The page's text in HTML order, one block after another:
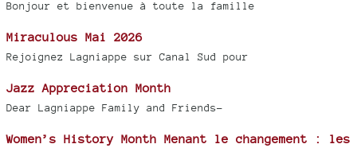
Bonjour et bienvenue à toute la famille
Miraculous Mai 2026
Rejoignez Lagniappe sur Canal Sud pour
Jazz Appreciation Month
Dear Lagniappe Family and Friends-
Women’s History Month Menant le changement : les